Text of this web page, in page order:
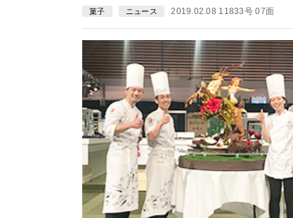
菓子 ニュース 2019.02.08 11833号 07面